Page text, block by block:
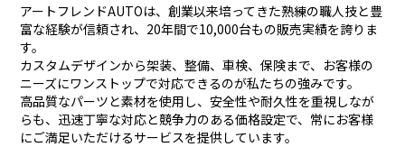
アートフレンドAUTOは、創業以来培ってきた熟練の職人技と豊
富な経験が信頼され、 20年間で10,000台もの販売実績を誇りま
す。
カスタムデザインから架装、整備、車検、保険まで、お客様の
ニーズにワンストップで対応できるのが私たちの強みです。
高品質なパーツと素材を使用し、安全性や耐久性を重視しなが
らも、 迅速丁寧な対応と競争力のある価格設定で、常にお客様
にご満足いただけるサービスを提供しています。